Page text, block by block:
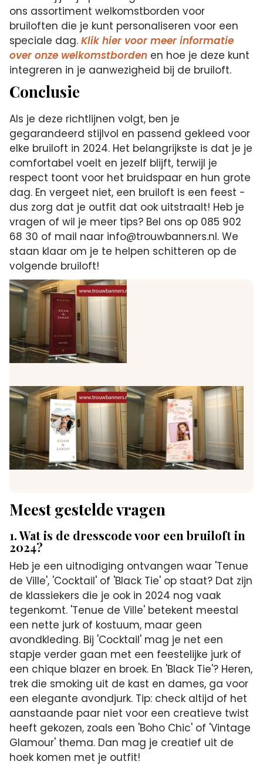
ons assortiment welkomstborden voor
bruiloften die je kunt personaliseren voor een
speciale dag.Klik hier voor meer informatie
over onze welkomstborden en hoe je deze kunt
integreren in je aanwezigheid bij de bruiloft.
Conclusie
Als je deze richtlijnen volgt, ben je
gegarandeerd stijlvol en passend gekleed voor
elke bruiloft in 2024. Het belangrijkste is dat je je
comfortabel voelt en jezelf blijft, terwijl je
respect toont voor het bruidspaar en hun grote
dag. En vergeet niet, een bruiloft is een feest -
dus zorg dat je outfit dat ook uitstraalt! Heb je
vragen of wil je meer tips? Bel ons op 085 902
68 30 of mail naar info@trouwbanners.nl. We
staan klaar om je te helpen schitteren op de
volgende bruiloft!
Meest gestelde vragen
1. Wat is de dresscode voor een bruiloft in
2024?
Heb je een uitnodiging ontvangen waar 'Tenue
de Ville', 'Cocktail' of 'Black Tie' op staat? Dat zijn
de klassiekers die je ook in 2024 nog vaak
tegenkomt. 'Tenue de Ville' betekent meestal
een nette jurk of kostuum, maar geen
avondkleding. Bij 'Cocktail' mag je net een
stapje verder gaan met een feestelijke jurk of
een chique blazer en broek. En 'Black Tie'? Heren,
trek die smoking uit de kast en dames, ga voor
een elegante avondjurk. Tip: check altijd of het
aanstaande paar niet voor een creatieve twist
heeft gekozen, zoals een 'Boho Chic' of 'Vintage
Glamour' thema. Dan mag je creatief uit de
hoek komen met je outfit!